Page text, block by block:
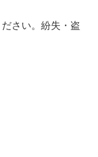
さい。紛失・盗